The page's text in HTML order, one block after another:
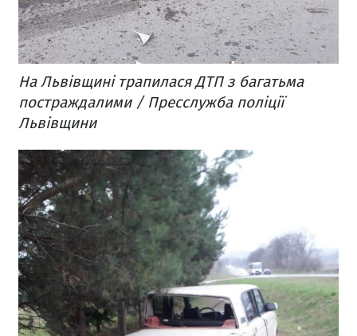
На Львівщині трапилася ДТП з багатьма
постраждалими / Пресслужба поліції
Львівщини